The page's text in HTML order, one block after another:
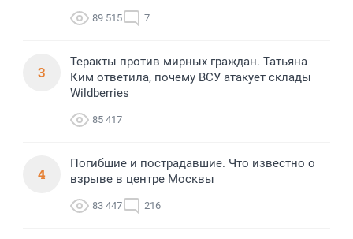
89 515 7
3
Теракты против мирных граждан. Татьяна
Ким ответила, почему ВСУ атакует склады
Wildberries
85 417
4
Погибшие и пострадавшие. Что известно о
взрыве в центре Москвы
83 447 216